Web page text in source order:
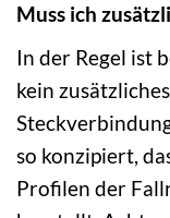
Muss ich
In der Regel ist
kein
so konzipiert,
Profilen der